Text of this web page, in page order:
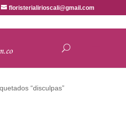
floristerialirioscali@gmail.com
“disculpas”